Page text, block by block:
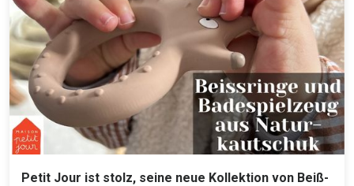
Petit Jour ist stolz, seine neue Kollektion von Beiß-